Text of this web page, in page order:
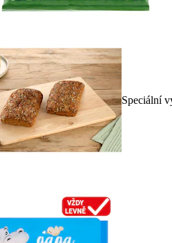
Speciální